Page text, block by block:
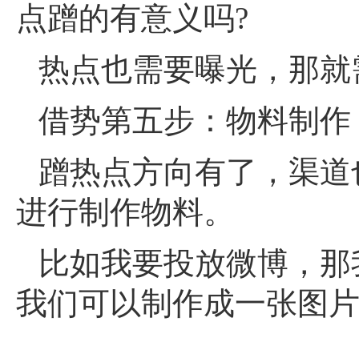
点蹭的有意义吗?
热点也需要曝光，那
借势第五步：物料制作
蹭热点方向有了，渠
进行制作物料。
比如我要投放微博，
我们可以制作成一张图